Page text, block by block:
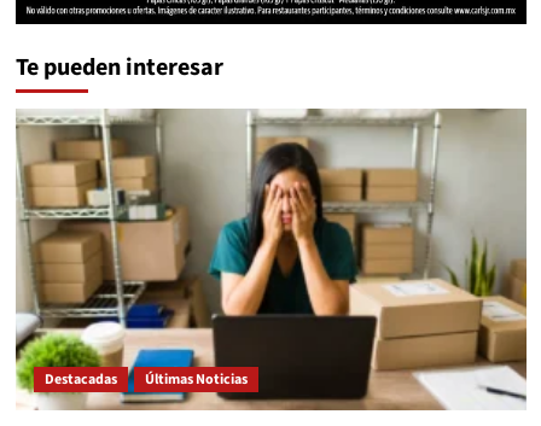
Te pueden interesar
Destacadas Últimas Noticias